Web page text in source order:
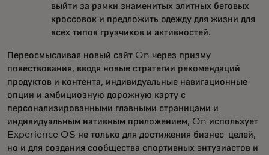
выйти за рамки знаменитых элитных беговых
кроссовок и предложить одежду для жизни для
всех типов грузчиков и активностей.
Переосмысливая новый сайт On через призму
повествования, вводя новые стратегии рекомендаций
продуктов и контента, индивидуальные навигационные
опции и амбициозную дорожную карту с
персонализированными главными страницами и
индивидуальным нативным приложением, On использует
Experience OS не только для достижения бизнес-целей,
но и для создания сообщества спортивных энтузиастов и